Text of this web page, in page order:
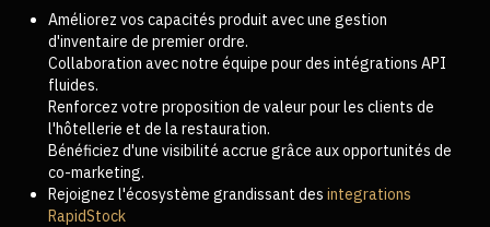
Améliorez vos capacités produit avec une gestion
d'inventaire de premier ordre.
Collaboration avec notre équipe pour des intégrations API
fluides.
Renforcez votre proposition de valeur pour les clients de
l'hôtellerie et de la restauration.
Bénéficiez d'une visibilité accrue grâce aux opportunités de
co-marketing.
Rejoignez l'écosystème grandissant des integrations
RapidStock